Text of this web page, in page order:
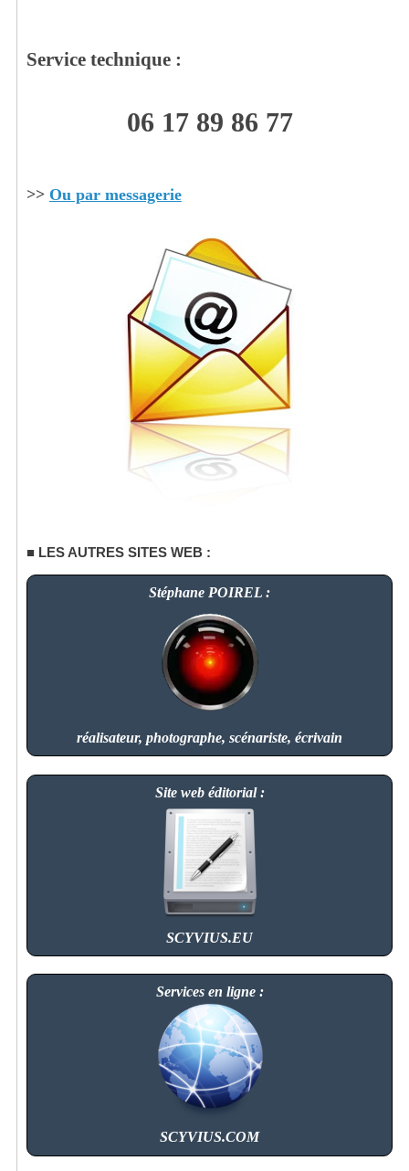
Service technique :
06 17 89 86 77
>> Ou par messagerie
LES AUTRES SITES WEB :
Stéphane POIREL :
réalisateur, photographe, scénariste, écrivain
Site web éditorial :
SCYVIUS.EU
Services en ligne :
SCYVIUS.COM